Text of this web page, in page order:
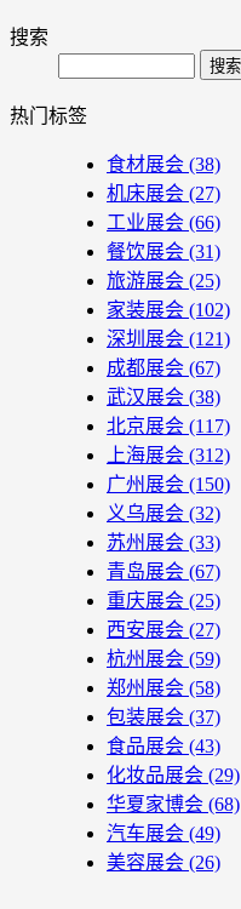
搜索
Search
热门标签
食材展会 (38)
机床展会 (27)
工业展会 (66)
餐饮展会 (31)
旅游展会 (25)
家装展会 (102)
深圳展会 (121)
成都展会 (67)
武汉展会 (38)
北京展会 (117)
上海展会 (312)
广州展会 (150)
义乌展会 (32)
苏州展会 (33)
青岛展会 (67)
重庆展会 (25)
西安展会 (27)
杭州展会 (59)
郑州展会 (58)
包装展会 (37)
食品展会 (43)
化妆品展会 (29)
华夏家博会 (68)
汽车展会 (49)
美容展会 (26)